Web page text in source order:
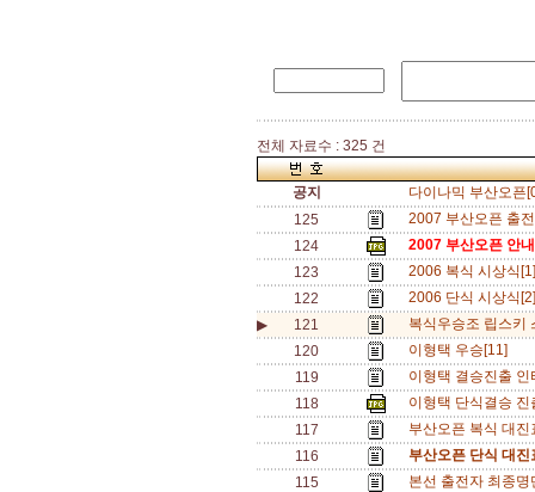
전체 자료수 : 325 건
공지
다이나믹 부산오픈
125
2007 부산오픈 출
124
2007 부산오픈 안
123
2006 복식 시상식
122
2006 단식 시상식
▶
121
복식우승조 립스키
120
이형택 우승[11]
119
이형택 결승진출
118
이형택 단식결승
117
부산오픈 복식 대
116
부산오픈 단식 대
115
본선 출전자 최종